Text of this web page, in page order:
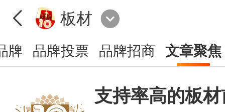
板材
牌 品牌投票 品牌招商 文章聚焦
支持率高的板